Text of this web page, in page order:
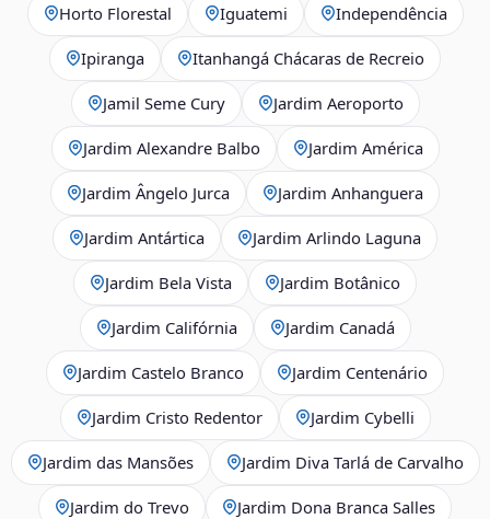
Horto Florestal Iguatemi Independência
Ipiranga Itanhangá Chácaras de Recreio
Jamil Seme Cury Jardim Aeroporto
Jardim Alexandre Balbo Jardim América
Jardim Ângelo Jurca Jardim Anhanguera
Jardim Antártica Jardim Arlindo Laguna
Jardim Bela Vista Jardim Botânico
Jardim Califórnia Jardim Canadá
Jardim Castelo Branco Jardim Centenário
Jardim Cristo Redentor Jardim Cybelli
Jardim das Mansões Jardim Diva Tarlá de Carvalho
Jardim do Trevo Jardim Dona Branca Salles